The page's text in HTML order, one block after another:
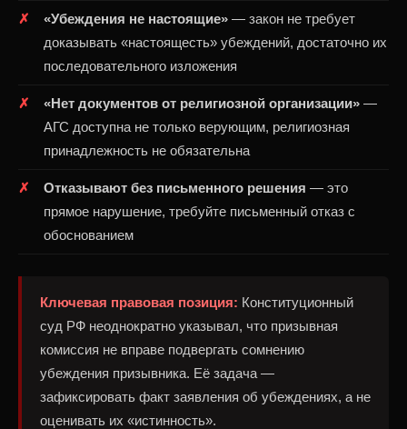
«Убеждения не настоящие» — закон не требует
доказывать «настоящесть» убеждений, достаточно их
последовательного изложения
«Нет документов от религиозной организации» —
АГС доступна не только верующим, религиозная
принадлежность не обязательна
Отказывают без письменного решения — это
прямое нарушение, требуйте письменный отказ с
обоснованием
Ключевая правовая позиция: Конституционный
суд РФ неоднократно указывал, что призывная
комиссия не вправе подвергать сомнению
убеждения призывника. Её задача —
зафиксировать факт заявления об убеждениях, а не
оценивать их «истинность».